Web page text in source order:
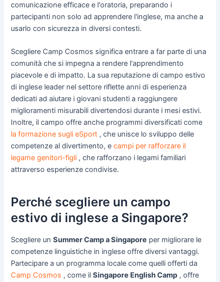
comunicazione efficace e l'oratoria, preparando i
partecipanti non solo ad apprendere l'inglese, ma anche a
usarlo con sicurezza in diversi contesti.
Scegliere Camp Cosmos significa entrare a far parte di una
comunità che si impegna a rendere l'apprendimento
piacevole e di impatto. La sua reputazione di campo estivo
di inglese leader nel settore riflette anni di esperienza
dedicati ad aiutare i giovani studenti a raggiungere
miglioramenti misurabili divertendosi durante i mesi estivi.
Inoltre, il campo offre anche programmi diversificati come
la formazione sugli eSport , che unisce lo sviluppo delle
competenze al divertimento, ecampi per rafforzare il
legame genitori-figli , che rafforzano i legami familiari
attraverso esperienze condivise.
Perché scegliere un campo
estivo di inglese a Singapore?
Scegliere unSummer Camp a Singapore per migliorare le
competenze linguistiche in inglese offre diversi vantaggi.
Partecipare a un programma locale come quelli offerti da
Camp Cosmos , come ilSingapore English Camp , offre